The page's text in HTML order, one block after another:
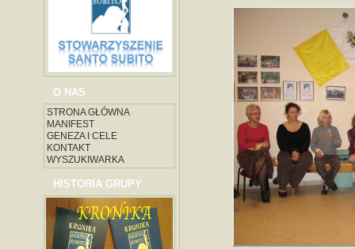
O NAS
STRONA GŁÓWNA
MANIFEST
GENEZA I CELE
KONTAKT
WYSZUKIWARKA
HISTORIA GRUPY